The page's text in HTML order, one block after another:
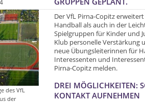
Der VfL Pirna-Copitz
Handball als auch in der
Spielgruppen für Kinder und
Klub personelle Verstärkung
neue Übungsleiterinnen für
Interessenten und
Pirna-Copitz melden.
DREI MÖGLICHKEITEN:
KONTAKT AUFNEHMEN
des VfL
der